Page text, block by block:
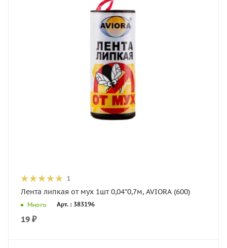
1
Лента липкая от мух 1шт 0,04*0,7м, AVIORA (600)
Много Арт. : 383196
19 ₽